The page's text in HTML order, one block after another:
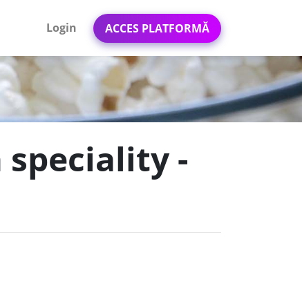
Login ACCES PLATFORMĂ
speciality -